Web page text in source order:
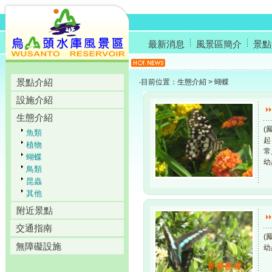
景點介紹
設施介紹
生態介紹
魚類
植物
蝴蝶
鳥類
昆蟲
其他
附近景點
交通指南
無障礙設施
最新消息 風景區簡介 景
‧目前位置：生態介紹 > 蝴蝶
(
(